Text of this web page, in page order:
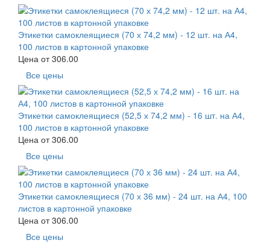
Этикетки самоклеящиеся (70 х 74,2 мм) - 12 шт. на А4,
100 листов в картонной упаковке
Цена от306.00
Все цены
Этикетки самоклеящиеся (52,5 х 74,2 мм) - 16 шт. на А4,
100 листов в картонной упаковке
Цена от306.00
Все цены
Этикетки самоклеящиеся (70 х 36 мм) - 24 шт. на А4, 100
листов в картонной упаковке
Цена от306.00
Все цены